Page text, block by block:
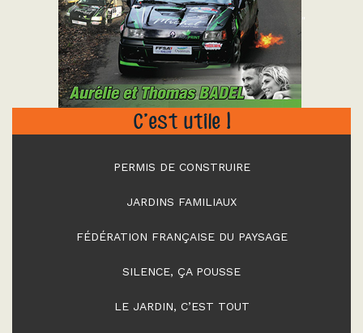
"
C’est utile !
PERMIS DE CONSTRUIRE
JARDINS FAMILIAUX
FÉDÉRATION FRANÇAISE DU PAYSAGE
SILENCE, ÇA POUSSE
LE JARDIN, C’EST TOUT